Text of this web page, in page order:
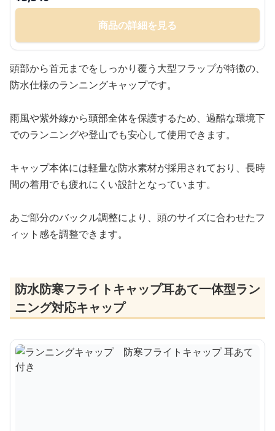
商品の詳細を見る
頭部から首元までをしっかり覆う大型フラップが特徴の、
防水仕様のランニングキャップです。
雨風や紫外線から頭部全体を保護するため、過酷な環境下
でのランニングや登山でも安心して使用できます。
キャップ本体には軽量な防水素材が採用されており、長時
間の着用でも疲れにくい設計となっています。
あご部分のバックル調整により、頭のサイズに合わせたフ
ィット感を調整できます。
防水防寒フライトキャップ耳あて一体型ラン
ニング対応キャップ